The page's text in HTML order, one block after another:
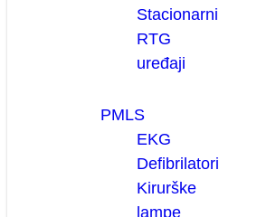
Stacionarni
RTG
uređaji
PMLS
EKG
Defibrilatori
Kirurške
lampe